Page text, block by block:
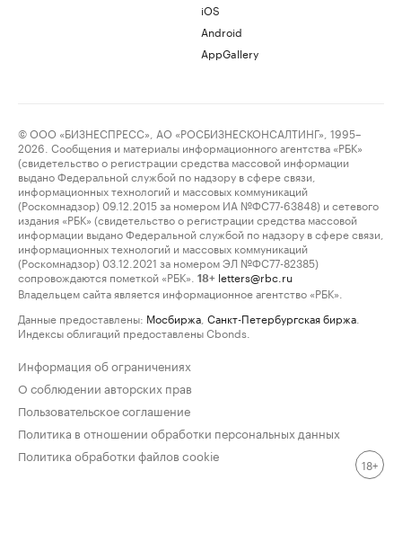
iOS
Android
AppGallery
© ООО «БИЗНЕСПРЕСС», АО «РОСБИЗНЕСКОНСАЛТИНГ», 1995–
2026. Сообщения и материалы информационного агентства «РБК»
(свидетельство о регистрации средства массовой информации
выдано Федеральной службой по надзору в сфере связи,
информационных технологий и массовых коммуникаций
(Роскомнадзор) 09.12.2015 за номером ИА №ФС77-63848) и сетевого
издания «РБК» (свидетельство о регистрации средства массовой
информации выдано Федеральной службой по надзору в сфере связи,
информационных технологий и массовых коммуникаций
(Роскомнадзор) 03.12.2021 за номером ЭЛ №ФС77-82385)
сопровождаются пометкой «РБК».
18+ letters@rbc.ru
Владельцем сайта является информационное агентство «РБК».
Данные предоставлены: Мосбиржа Санкт-Петербургская биржа
Индексы облигаций предоставлены Cbonds.
Информация об ограничениях
О соблюдении авторских прав
Пользовательское соглашение
Политика в отношении обработки персональных данных
Политика обработки файлов cookie
18+